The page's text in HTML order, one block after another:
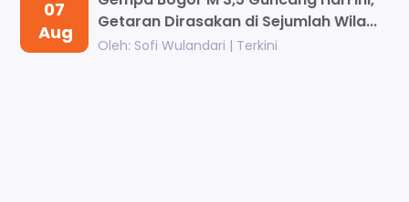
07
Aug
Getaran Dirasakan di Sejumlah Wila...
Oleh: Sofi Wulandari | Terkini